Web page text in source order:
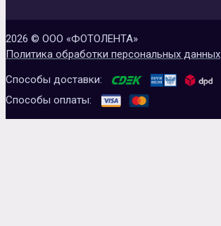
2026 © ООО «ФОТОЛЕНТА»
Политика обработки персональных данных
Способы доставки:
Способы оплаты: